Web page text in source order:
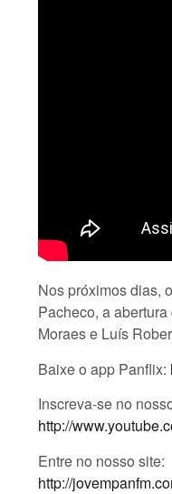
Nos próximos dias,
Pacheco, a
Moraes e Luís
Baixe o app Panflix:
Inscreva-se no
http://
Entre no nosso site:
http://